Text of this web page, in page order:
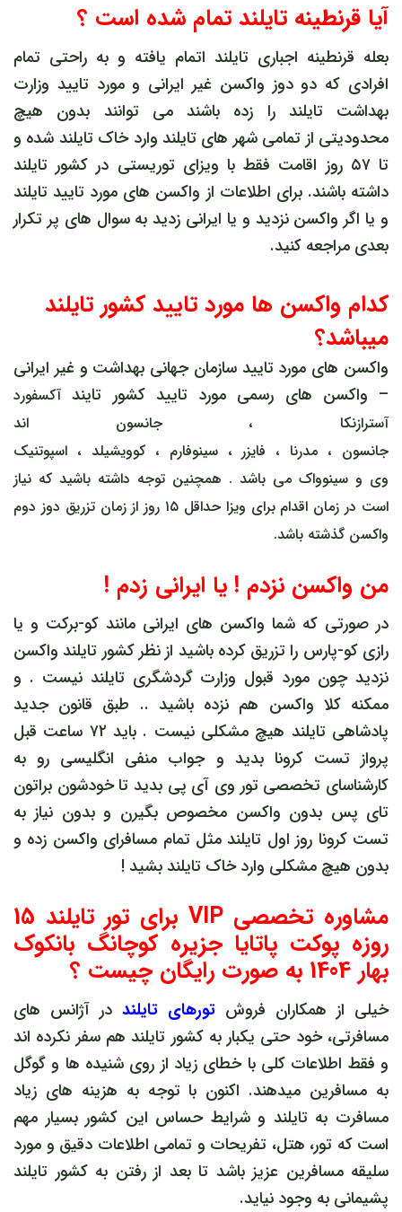
آیا قرنطینه تایلند تمام شده است ؟
بعله قرنطینه اجباری تایلند اتمام یافته و به راحتی تمام
افرادی که دو دوز واکسن غیر ایرانی و مورد تایید وزارت
بهداشت تایلند را زده باشند می توانند بدون هیچ
محدودیتی از تمامی شهر های تایلند وارد خاک تایلند شده و
تا ۵۷ روز اقامت فقط با ویزای توریستی در کشور تایلند
داشته باشند. برای اطلاعات از واکسن های مورد تایید تایلند
و یا اگر واکسن نزدید و یا ایرانی زدید به سوال های پر تکرار
بعدی مراجعه کنید.
کدام واکسن ها مورد تایید کشور تایلند
میباشد؟
واکسن های مورد تایید سازمان جهانی بهداشت و غیر ایرانی
– واکسن های رسمی مورد تایید کشور تایند آکسفورد
آسترازنکا ،جانسون اند
جانسون ، مدرنا ، فایزر ،سینوفارم ،کوویشیلد ، اسپوتنیک
وی و سینوواک می باشد . همچنین توجه داشته باشید که نیاز
است در زمان اقدام برای ویزا حداقل ۱۵ روز از زمان تزریق دوز دوم
واکسن گذشته باشد.
من واکسن نزدم ! یا ایرانی زدم !
در صورتی که شما واکسن های ایرانی مانند کو-برکت و یا
رازی کو-پارس را تزریق کرده باشید از نظر کشور تایلند واکسن
نزدید چون مورد قبول وزارت گردشگری تایلند نیست . و
ممکنه کلا واکسن هم نزده باشید .. طبق قانون جدید
پادشاهی تایلند هیچ مشکلی نیست . باید ۷۲ ساعت قبل
پرواز تست کرونا بدید و جواب منفی انگلیسی رو به
کارشناسای تخصصی تور وی آی پی بدید تا خودشون براتون
تای پس بدون واکسن مخصوص بگیرن و بدون نیاز به
تست کرونا روز اول تایلند مثل تمام مسافرای واکسن زده و
بدون هیچ مشکلی وارد خاک تایلند بشید !
مشاوره تخصصی VIP برای تور تایلند 15
روزه پوکت پاتایا جزیره کوچانگ بانکوک
بهار 1404 به صورت رایگان چیست ؟
خیلی از همکاران فروش تورهای تایلند در آژانس های
مسافرتی، خود حتی یکبار به کشور تایلند هم سفر نکرده اند
و فقط اطلاعات کلی با خطای زیاد از روی شنیده ها و گوگل
به مسافرین میدهند. اکنون با توجه به هزینه های زیاد
مسافرت به تایلند و شرایط حساس این کشور بسیار مهم
است که تور، هتل، تفریحات و تمامی اطلاعات دقیق و مورد
سلیقه مسافرین عزیز باشد تا بعد از رفتن به کشور تایلند
پشیمانی به وجود نیاید.